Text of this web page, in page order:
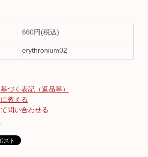
660円(税込)
erythronium02
づく表記（返品等）
教える
問い合わせる